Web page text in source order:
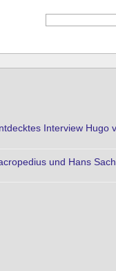
Interview Hugo
und Hans